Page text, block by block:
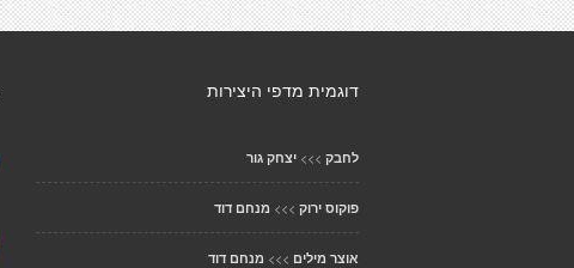
דוגמית מדפי היצירות
לחבק >>> יצחק גור
פוקוס ירוק >>> מנחם דוד
אוצר מילים >>> מנחם דוד